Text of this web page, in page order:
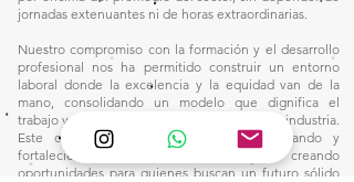
jornadas extenuantes ni de horas extraordinarias.
Nuestro compromiso con la formación y el desarrollo
profesional nos ha permitido construir un entorno
laboral donde la excelencia y la equidad van de la
mano, consolidando un modelo que dignifica el
trabajo y eleva el estándar salarial en nuestra industria.
Este camino nos inspira a seguir innovando y
fortaleciendo nuestro impacto, creando
oportunidades para quienes buscan un futuro sólido